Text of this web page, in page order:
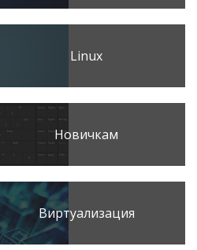
Linux
Новичкам
Виртуализация